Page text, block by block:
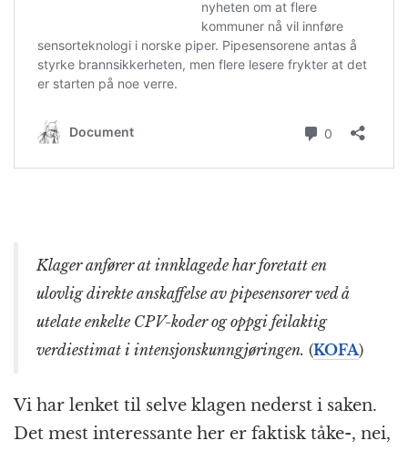
Klager anfører at innklagede har foretatt en
ulovlig direkte anskaffelse av pipesensorer ved å
utelate enkelte CPV-koder og oppgi feilaktig
verdiestimat i intensjonskunngjøringen. (KOFA)
Vi har lenket til selve klagen nederst i saken.
Det mest interessante her er faktisk tåke-, nei,